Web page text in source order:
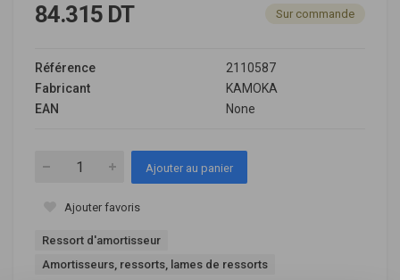
84.315 DT Sur commande
Référence
2110587
Fabricant
KAMOKA
EAN
None
Ajouter au panier
Ajouter favoris
Ressort d'amortisseur
Amortisseurs, ressorts, lames de ressorts